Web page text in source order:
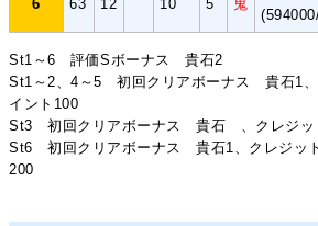
6 63 12 10 5 鬼
St1～6 評価Sボーナス 貴石2
St1～2、4～5 初回クリアボーナス 貴石1、
イント100
St3 初回クリアボーナス 貴石 、クレジッ
St6 初回クリアボーナス 貴石1、クレジッ
200